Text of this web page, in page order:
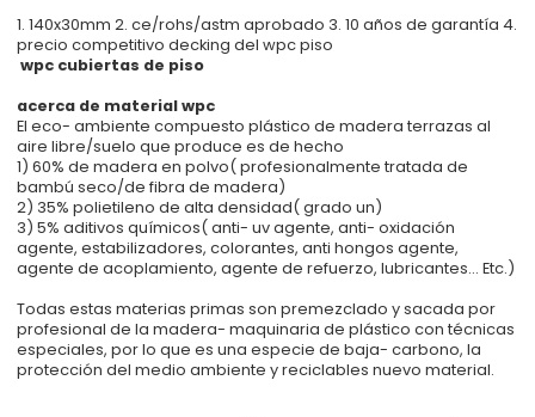
1. 140x30mm 2. ce/rohs/astm aprobado 3. 10 años de garantía 4.
precio competitivo decking del wpc piso
wpc cubiertas de piso
acerca de material wpc
El eco- ambiente compuesto plástico de madera terrazas al
aire libre/suelo que produce es de hecho
1) 60% de madera en polvo( profesionalmente tratada de
bambú seco/de fibra de madera)
2) 35% polietileno de alta densidad( grado un)
3) 5% aditivos químicos( anti- uv agente, anti- oxidación
agente, estabilizadores, colorantes, anti hongos agente,
agente de acoplamiento, agente de refuerzo, lubricantes... Etc.)
Todas estas materias primas son premezclado y sacada por
profesional de la madera- maquinaria de plástico con técnicas
especiales, por lo que es una especie de baja- carbono, la
protección del medio ambiente y reciclables nuevo material.